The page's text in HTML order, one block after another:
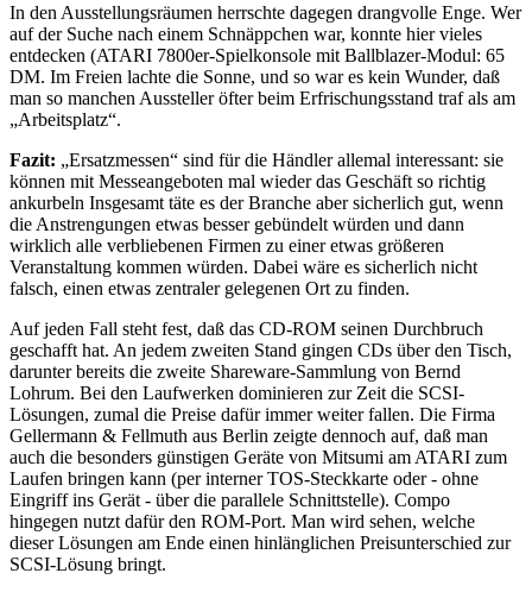
In den Ausstellungsräumen herrschte dagegen drangvolle Enge. Wer
auf der Suche nach einem Schnäppchen war, konnte hier vieles
entdecken (ATARI 7800er-Spielkonsole mit Ballblazer-Modul: 65
DM. Im Freien lachte die Sonne, und so war es kein Wunder, daß
man so manchen Aussteller öfter beim Erfrischungsstand traf als am
„Arbeitsplatz“.
Fazit: „Ersatzmessen“ sind für die Händler allemal interessant: sie
können mit Messeangeboten mal wieder das Geschäft so richtig
ankurbeln Insgesamt täte es der Branche aber sicherlich gut, wenn
die Anstrengungen etwas besser gebündelt würden und dann
wirklich alle verbliebenen Firmen zu einer etwas größeren
Veranstaltung kommen würden. Dabei wäre es sicherlich nicht
falsch, einen etwas zentraler gelegenen Ort zu finden.
Auf jeden Fall steht fest, daß das CD-ROM seinen Durchbruch
geschafft hat. An jedem zweiten Stand gingen CDs über den Tisch,
darunter bereits die zweite Shareware-Sammlung von Bernd
Lohrum. Bei den Laufwerken dominieren zur Zeit die SCSI-
Lösungen, zumal die Preise dafür immer weiter fallen. Die Firma
Gellermann & Fellmuth aus Berlin zeigte dennoch auf, daß man
auch die besonders günstigen Geräte von Mitsumi am ATARI zum
Laufen bringen kann (per interner TOS-Steckkarte oder - ohne
Eingriff ins Gerät - über die parallele Schnittstelle). Compo
hingegen nutzt dafür den ROM-Port. Man wird sehen, welche
dieser Lösungen am Ende einen hinlänglichen Preisunterschied zur
SCSI-Lösung bringt.